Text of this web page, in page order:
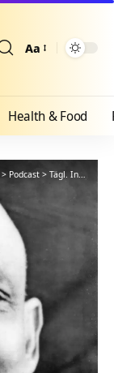
Aa
Health & Food
> Podcast > Tägl. Inspiration